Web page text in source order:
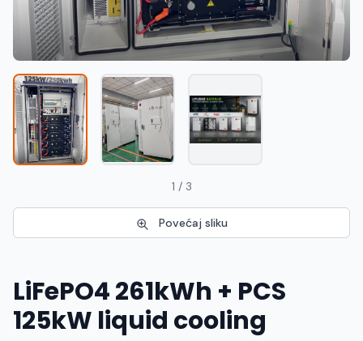
1 / 3
Povećaj sliku
LiFePO4 261kWh + PCS
125kW liquid cooling